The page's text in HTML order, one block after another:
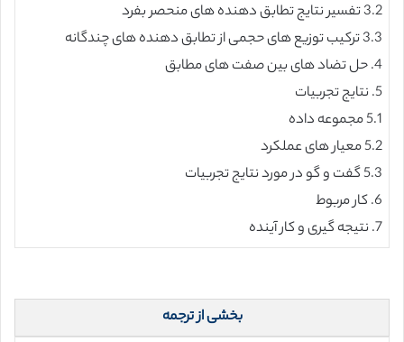
3.2 تفسیر نتایج تطابق دهنده های منحصر بفرد
3.3 ترکیب توزیع های حجمی از تطابق دهنده های چندگانه
4. حل تضاد های بین صفت های مطابق
5. نتایج تجربیات
5.1 مجموعه داده
5.2 معیار های عملکرد
5.3 گفت و گو در مورد نتایج تجربیات
6. کار مربوط
7. نتیجه گیری و کار آینده
بخشی از ترجمه